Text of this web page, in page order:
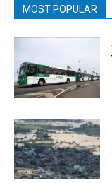
MOST POPULAR